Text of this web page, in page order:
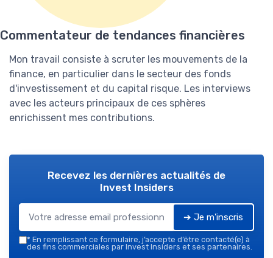
Commentateur de tendances financières
Mon travail consiste à scruter les mouvements de la
finance, en particulier dans le secteur des fonds
d'investissement et du capital risque. Les interviews
avec les acteurs principaux de ces sphères
enrichissent mes contributions.
Recevez les dernières actualités de
Invest Insiders
➔ Je m'inscris
* En remplissant ce formulaire, j’accepte d’être contacté(e) à
des fins commerciales par Invest Insiders et ses partenaires.